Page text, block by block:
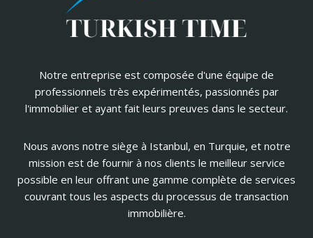
Notre entreprise est composée d'une équipe de
professionnels très expérimentés, passionnés par
l'immobilier et ayant fait leurs preuves dans le secteur.
Nous avons notre siège à Istanbul, en Turquie, et notre
mission est de fournir à nos clients le meilleur service
possible en leur offrant une gamme complète de services
couvrant tous les aspects du processus de transaction
immobilière.